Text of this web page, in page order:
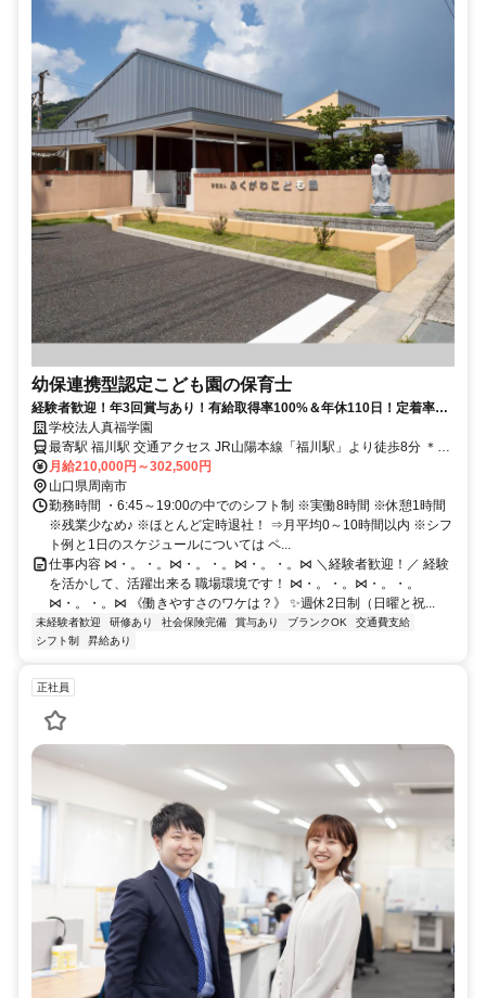
幼保連携型認定こども園の保育士
経験者歓迎！年3回賞与あり！有給取得率100%＆年休110日！定着率8
割以上！
学校法人真福学園
最寄駅 福川駅 交通アクセス JR山陽本線「福川駅」より徒歩8分 ＊勤
務地は【ふくがわこども園】です ＊車通勤OK ＊無料駐車場あり ＊転
勤なし
月給210,000円～302,500円
山口県周南市
勤務時間 ・6:45～19:00の中でのシフト制 ※実働8時間 ※休憩1時間
※残業少なめ♪ ※ほとんど定時退社！ ⇒月平均0～10時間以内 ※シフ
ト例と1日のスケジュールについては ペ...
仕事内容 ⋈・。・。⋈・。・。⋈・。・。⋈ ＼経験者歓迎！／ 経験
を活かして、活躍出来る 職場環境です！ ⋈・。・。⋈・。・。
⋈・。・。⋈ 《働きやすさのワケは？》 ✨週休2日制（日曜と祝...
未経験者歓迎 研修あり 社会保険完備 賞与あり ブランクOK
交通費支給
シフト制
昇給あり
正社員